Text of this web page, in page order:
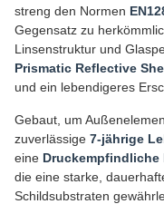
streng den Normen
Gegensatz zu
Linsenstruktur und
Prismatic Reflective
und ein lebendigeres
Gebaut, um
zuverlässige 7-jährige
eine Druckempfindliche
die eine starke,
Schildsubstraten